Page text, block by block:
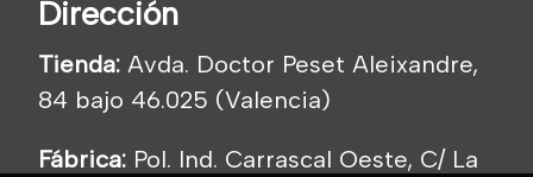
Dirección
Tienda: Avda. Doctor Peset Aleixandre,
84 bajo 46.025 (Valencia)
Fábrica: Pol. Ind. Carrascal Oeste, C/ La